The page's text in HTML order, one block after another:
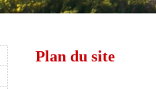
Plan du site